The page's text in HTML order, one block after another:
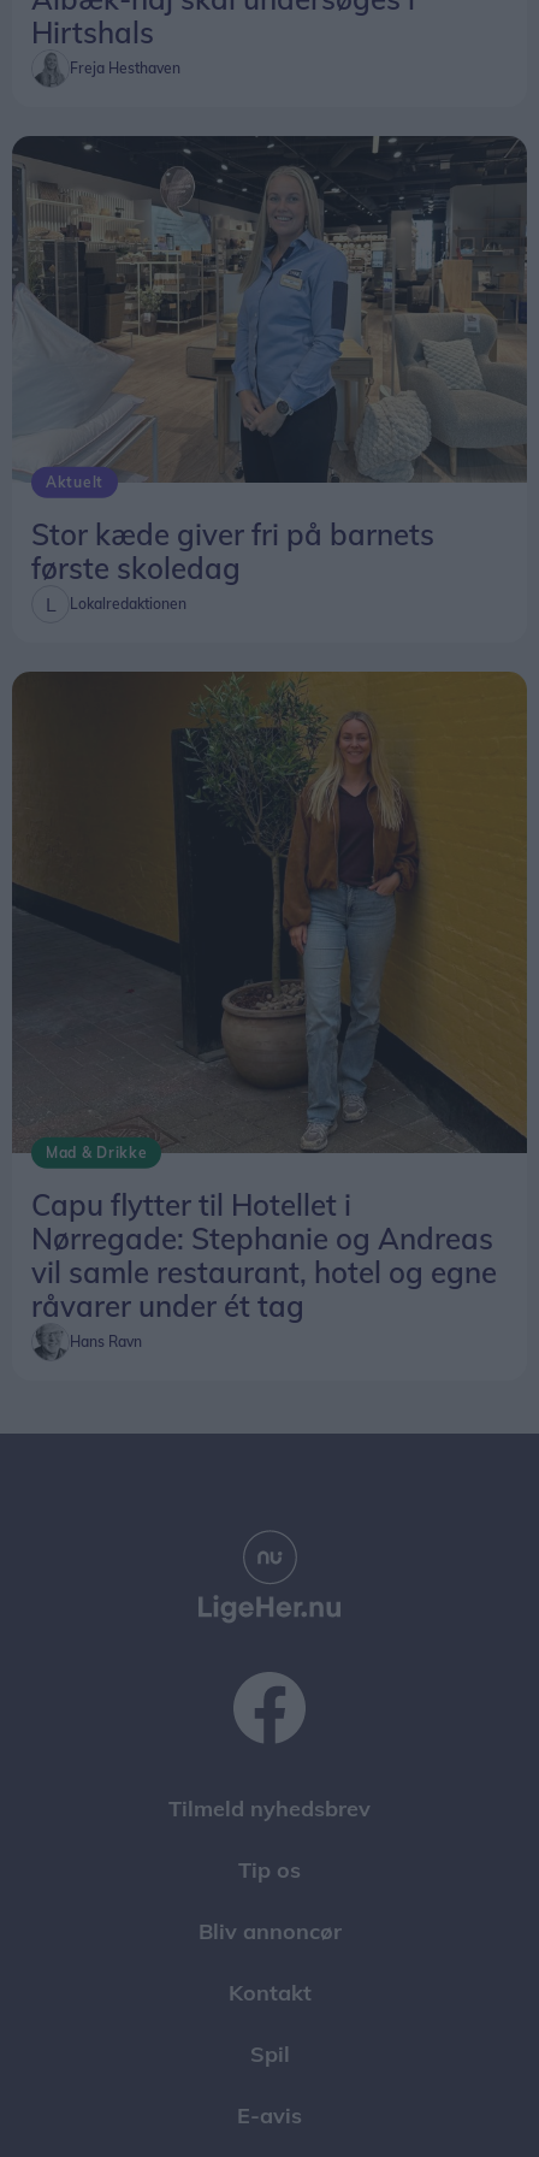
Hirtshals
Freja Hesthaven
Aktuelt
Stor kæde giver fri på barnets
første skoledag
Lokalredaktionen
Mad & Drikke
Capu flytter til Hotellet i
Nørregade: Stephanie og Andreas
vil samle restaurant, hotel og egne
råvarer under ét tag
Hans Ravn
Tilmeld nyhedsbrev
Tip os
Bliv annoncør
Kontakt
Spil
E-avis